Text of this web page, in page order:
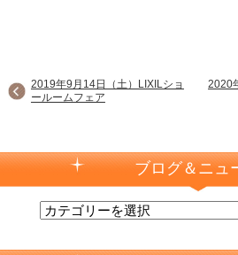
2019年9月14日（土）LIXILショ
ールームフェア
2020
ブログ＆ニュ